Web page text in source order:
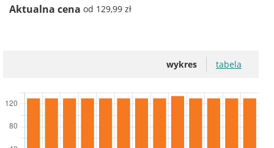
Aktualna cena od 129,99 zł
wykres tabela